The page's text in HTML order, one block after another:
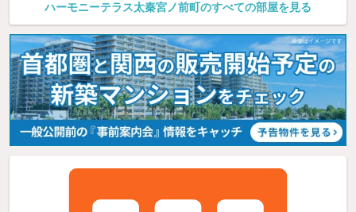
ハーモニーテラス太秦宮ノ前町のすべての部屋を見る